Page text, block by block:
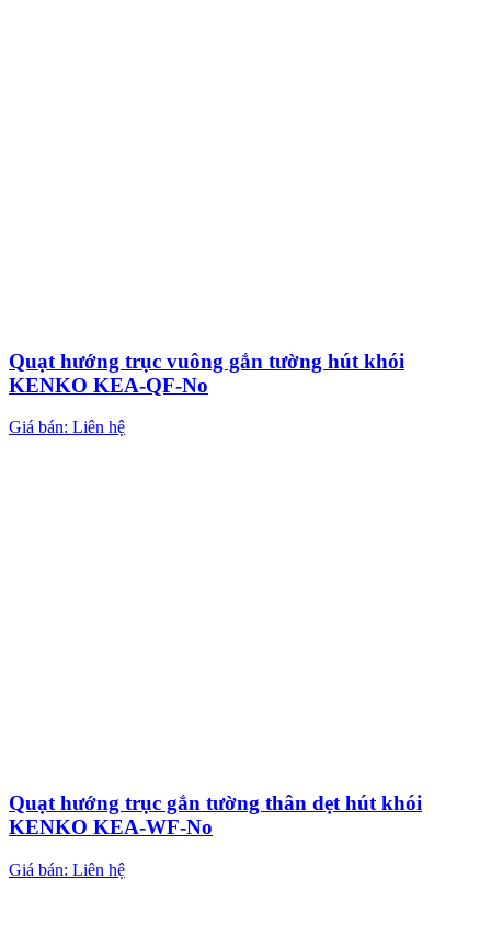
Quạt hướng trục vuông gắn tường hút khói
KENKO KEA-QF-No
Giá bán: Liên hệ
Quạt hướng trục gắn tường thân dẹt hút khói
KENKO KEA-WF-No
Giá bán: Liên hệ